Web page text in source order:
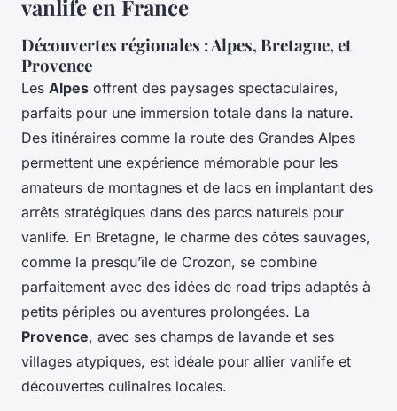
vanlife en France
Découvertes régionales : Alpes, Bretagne, et
Provence
Les Alpes offrent des paysages spectaculaires,
parfaits pour une immersion totale dans la nature.
Des itinéraires comme la route des Grandes Alpes
permettent une expérience mémorable pour les
amateurs de montagnes et de lacs en implantant des
arrêts stratégiques dans des parcs naturels pour
vanlife. En Bretagne, le charme des côtes sauvages,
comme la presqu’île de Crozon, se combine
parfaitement avec des idées de road trips adaptés à
petits périples ou aventures prolongées. La
Provence, avec ses champs de lavande et ses
villages atypiques, est idéale pour allier vanlife et
découvertes culinaires locales.